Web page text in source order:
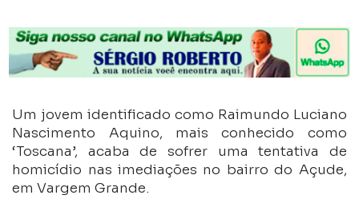
Um jovem identificado como Raimundo Luciano
Nascimento Aquino, mais conhecido como
‘Toscana’, acaba de sofrer uma tentativa de
homicídio nas imediações no bairro do Açude,
em Vargem Grande.